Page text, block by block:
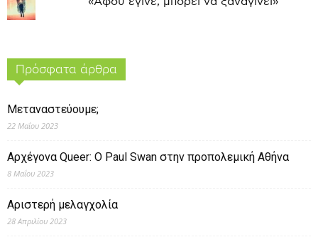
Πρόσφατα άρθρα
Μεταναστεύουμε;
22 Μαΐου 2023
Αρχέγονα Queer: O Paul Swan στην προπολεμική Αθήνα
8 Μαΐου 2023
Αριστερή μελαγχολία
28 Απριλίου 2023